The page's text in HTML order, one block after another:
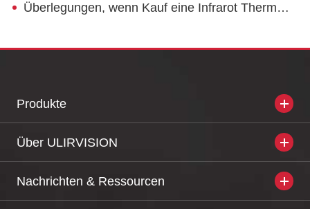
Überlegungen, wenn Kauf eine Infrarot Thermographic Kamera
Produkte
Über ULIRVISION
Nachrichten & Ressourcen